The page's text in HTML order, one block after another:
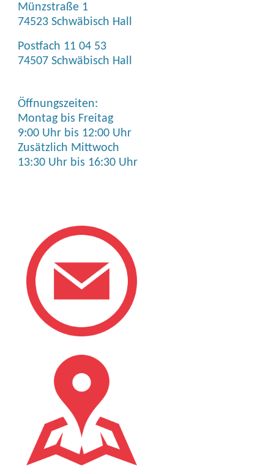
Münzstraße 1
74523 Schwäbisch Hall
Postfach 11 04 53
74507 Schwäbisch Hall
Öffnungszeiten:
Montag bis Freitag
9:00 Uhr bis 12:00 Uhr
Zusätzlich Mittwoch
13:30 Uhr bis 16:30 Uhr